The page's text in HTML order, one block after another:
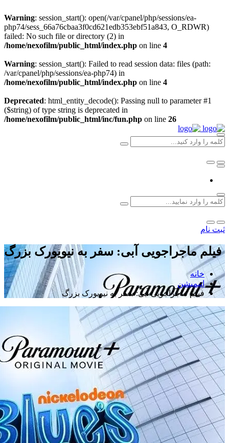
Warning: session_start(): open(/var/cpanel/php/sessions/ea-
php74/sess_66a76cbaa3f0cd621edb353ebf51a843, O_RDWR)
failed: No such file or directory (2) in
/home/nexofilm/public_html/index.php on line 4
Warning: session_start(): Failed to read session data: files (path:
/var/cpanel/php/sessions/ea-php74) in
/home/nexofilm/public_html/index.php on line 4
Deprecated: html_entity_decode(): Passing null to parameter #1
($string) of type string is deprecated in
/home/nexofilm/public_html/inc/fun.php on line 26
ثبت نام
فیلم ماجراجویی آبی: سفر به نیویورک بزرگ
خانه
انیمیشن
فیلم ماجراجویی آبی: سفر به نیویورک بزرگ